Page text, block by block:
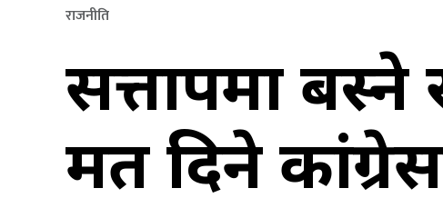
राजनीति
सत्तापक्षमा
मत दिने